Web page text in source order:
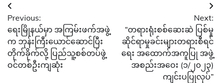
Post
navigation
Previous:
ရေးမြိုနယ်မှာ အကြမ်းဖက်အဖွဲ့
က ဘုန်းကြီးယောင်ဆောင်ပြီး
တိုက်ခိုက်လို့ ပြည်သူ့စစ်တပ်ဖွဲ့
ဝင်တစ်ဦးကျဆုံး
Next:
“တရားရုံးစစ်ဆေးဆဲ ပြစ်မှု
ဆိုင်ရာမှုခင်းများတရားစီရင်
ရေး အထောက်အကူပြု အဖွဲ့
အစည်းအဝေး (၁/၂၀၂၃)
ကျင်းပပြုလုပ်”